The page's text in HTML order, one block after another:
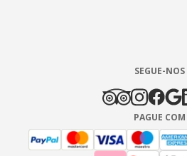
SEGUE-NOS
PAGUE COM